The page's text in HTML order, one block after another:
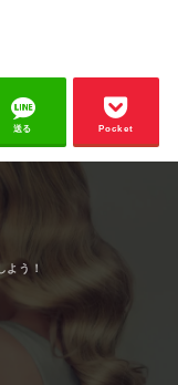
送る Pocket